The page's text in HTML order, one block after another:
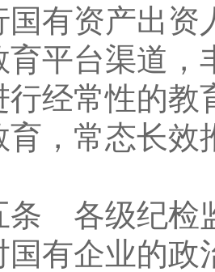
国有资产出资
育平台渠道
行经常性的教
育，常态长
各级纪检监
国有企业的